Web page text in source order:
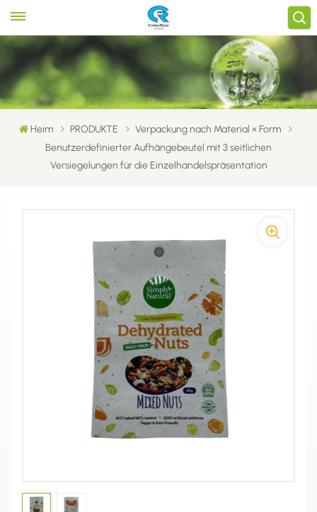
Heim PRODUKTE
Verpackung nach Material × Form
Benutzerdefinierter Aufhängebeutel mit 3 seitlichen
Versiegelungen für die Einzelhandelspräsentation